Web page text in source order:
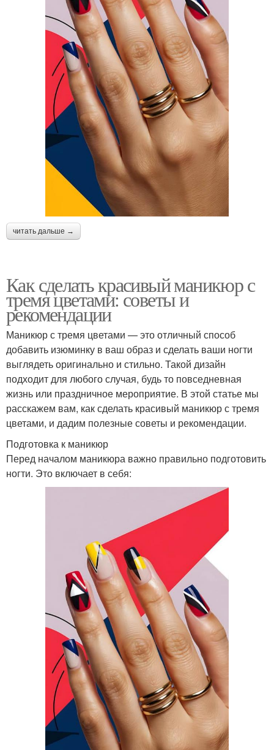
читать дальше →
Как сделать красивый маникюр с
тремя цветами: советы и
рекомендации
Маникюр с тремя цветами — это отличный способ
добавить изюминку в ваш образ и сделать ваши ногти
выглядеть оригинально и стильно. Такой дизайн
подходит для любого случая, будь то повседневная
жизнь или праздничное мероприятие. В этой статье мы
расскажем вам, как сделать красивый маникюр с тремя
цветами, и дадим полезные советы и рекомендации.
Подготовка к маникюр
Перед началом маникюра важно правильно подготовить
ногти. Это включает в себя: